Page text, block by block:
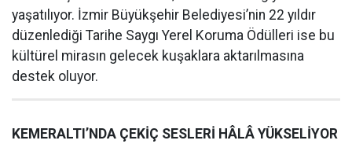
yaşatılıyor. İzmir Büyükşehir Belediyesi’nin 22 yıldır
düzenlediği Tarihe Saygı Yerel Koruma Ödülleri ise bu
kültürel mirasın gelecek kuşaklara aktarılmasına
destek oluyor.
KEMERALTI’NDA ÇEKİÇ SESLERİ HÂLÂ YÜKSELİYOR